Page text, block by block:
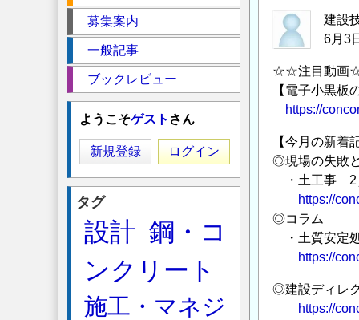
建設
6月3
☆☆注目動画
【電子小黒板
https://
【今月の新着
◎現場の失敗
・土工事 2
https://
◎コラム
・土質安定
https://
◎建設ディレ
https://
募集案内
一般記事
ブックレビュー
ようこそゲスト さん
新規登録 ログイン
タグ
設計 鋼・コ
ンクリート
施工・マネジ